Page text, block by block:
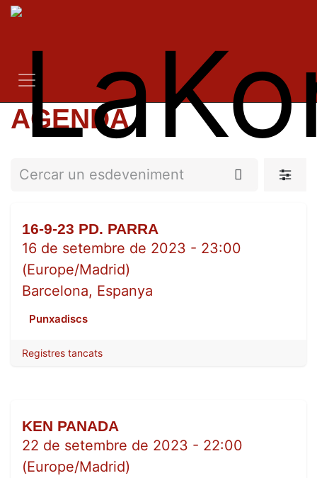
Skip to Content
AGENDA
16-9-23 PD. PARRA
16 de setembre de 2023 - 23:00
(Europe/Madrid)
Barcelona, Espanya
Punxadiscs
Registres tancats
KEN PANADA
22 de setembre de 2023 - 22:00
(Europe/Madrid)